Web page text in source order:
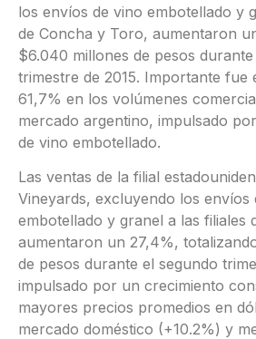
los envíos de vino embotellado y
de Concha y Toro, aumentaron
$6.040 millones de pesos
trimestre de 2015. Importante fue
61,7% en los volúmenes
mercado argentino, impulsado
de vino embotellado.
Las ventas de la filial
Vineyards, excluyendo los envíos
embotellado y granel a las filiales
aumentaron un 27,4%,
de pesos durante el segundo
impulsado por un crecimiento
mayores precios promedios en
mercado doméstico (+10.2%) y